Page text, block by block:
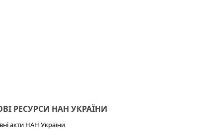
РЕСУРСИ НАН УКРАЇНИ
акти НАН України